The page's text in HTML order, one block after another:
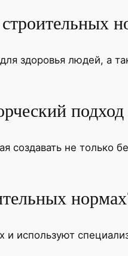
здоровья людей, а
подход
создавать не только
и используют